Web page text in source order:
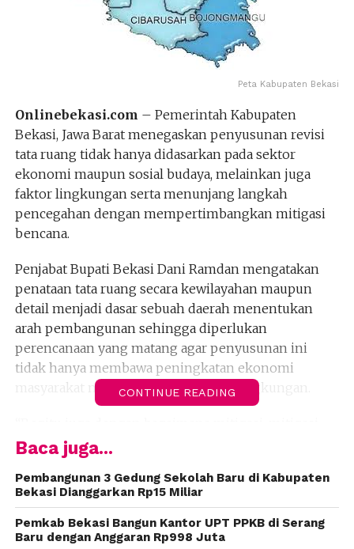
Peta Kabupaten Bekasi
Onlinebekasi.com – Pemerintah Kabupaten
Bekasi, Jawa Barat menegaskan penyusunan revisi
tata ruang tidak hanya didasarkan pada sektor
ekonomi maupun sosial budaya, melainkan juga
faktor lingkungan serta menunjang langkah
pencegahan dengan mempertimbangkan mitigasi
bencana.
Penjabat Bupati Bekasi Dani Ramdan mengatakan
penataan tata ruang secara kewilayahan maupun
detail menjadi dasar sebuah daerah menentukan
arah pembangunan sehingga diperlukan
perencanaan yang matang agar penyusunan ini
tidak hanya membawa peningkatan ekonomi
masyarakat namun juga pelestarian lingkungan.
bencana jadi rekomendasi penting dalam
penyusunan revisi tata ruang. Berbagai sektor harus
turut diperhatikan bagaimana langkah
pembangunan dapat tertata dan lingkungan tetap
lestari,” katanya di Cikarang, Sabtu (30/3/2024).
CONTINUE READING
Baca juga...
Pembangunan 3 Gedung Sekolah Baru di Kabupaten
Bekasi Dianggarkan Rp15 Miliar
Pemkab Bekasi Bangun Kantor UPT PPKB di Serang
Baru dengan Anggaran Rp998 Juta